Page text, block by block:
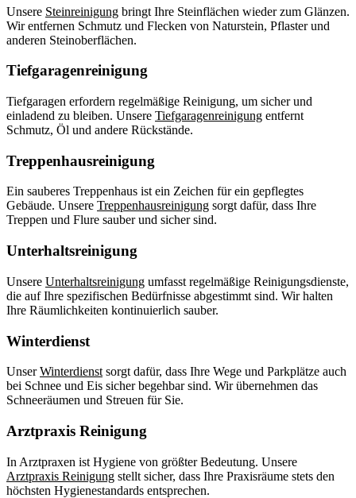
Unsere Steinreinigung bringt Ihre Steinflächen wieder zum Glänzen.
Wir entfernen Schmutz und Flecken von Naturstein, Pflaster und
anderen Steinoberflächen.
Tiefgaragenreinigung
Tiefgaragen erfordern regelmäßige Reinigung, um sicher und
einladend zu bleiben. Unsere Tiefgaragenreinigung entfernt
Schmutz, Öl und andere Rückstände.
Treppenhausreinigung
Ein sauberes Treppenhaus ist ein Zeichen für ein gepflegtes
Gebäude. Unsere Treppenhausreinigung sorgt dafür, dass Ihre
Treppen und Flure sauber und sicher sind.
Unterhaltsreinigung
Unsere Unterhaltsreinigung umfasst regelmäßige Reinigungsdienste,
die auf Ihre spezifischen Bedürfnisse abgestimmt sind. Wir halten
Ihre Räumlichkeiten kontinuierlich sauber.
Winterdienst
UnserWinterdienst sorgt dafür, dass Ihre Wege und Parkplätze auch
bei Schnee und Eis sicher begehbar sind. Wir übernehmen das
Schneeräumen und Streuen für Sie.
Arztpraxis Reinigung
In Arztpraxen ist Hygiene von größter Bedeutung. Unsere
Arztpraxis Reinigung stellt sicher, dass Ihre Praxisräume stets den
höchsten Hygienestandards entsprechen.